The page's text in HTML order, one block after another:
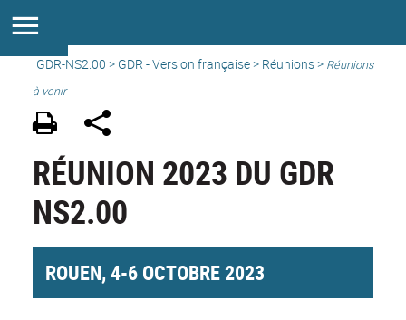
GDR-NS2.00 > GDR - Version française> Réunions> Réunions
à venir
RÉUNION 2023 DU GDR
NS2.00
ROUEN, 4-6 OCTOBRE 2023